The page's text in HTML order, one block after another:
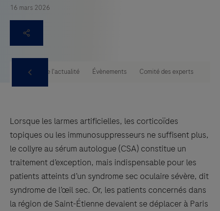
16 mars 2026
Toute l'actualité Évènements Comité des experts
Lorsque les larmes artificielles, les corticoïdes
topiques ou les immunosuppresseurs ne suffisent plus,
le collyre au sérum autologue (CSA) constitue un
traitement d’exception, mais indispensable pour les
patients atteints d’un syndrome sec oculaire sévère, dit
syndrome de l’œil sec. Or, les patients concernés dans
la région de Saint-Étienne devaient se déplacer à Paris